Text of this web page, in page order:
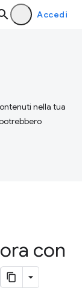
Accedi
nella tua
con